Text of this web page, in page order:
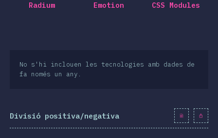
Radium Emotion CSS Modules
No s'hi inclouen les tecnologies amb dades de
fa només un any.
Divisió positiva/negativa